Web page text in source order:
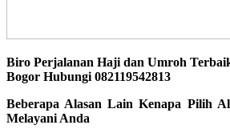
Biro Perjalanan Haji dan Umroh
Bogor Hubungi 082119542813
Beberapa Alasan Lain Kenapa Pilih
Melayani Anda